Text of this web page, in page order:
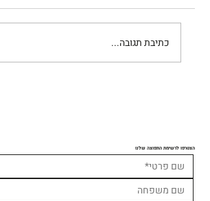
כתיבת תגובה...
הצטרפו לרשימת התפוצה שלנו